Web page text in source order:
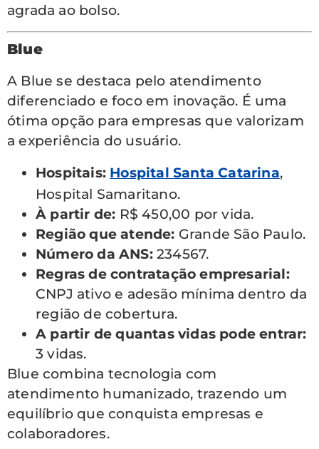
agrada ao bolso.
Blue
A Blue se destaca pelo atendimento
diferenciado e foco em inovação. É uma
ótima opção para empresas que valorizam
a experiência do usuário.
Hospitais: Hospital Santa Catarina,
Hospital Samaritano.
À partir de: R$ 450,00 por vida.
Região que atende: Grande São Paulo.
Número da ANS:234567.
Regras de contratação empresarial:
CNPJ ativo e adesão mínima dentro da
região de cobertura.
A partir de quantas vidas pode entrar:
3 vidas.
Blue combina tecnologia com
atendimento humanizado, trazendo um
equilíbrio que conquista empresas e
colaboradores.